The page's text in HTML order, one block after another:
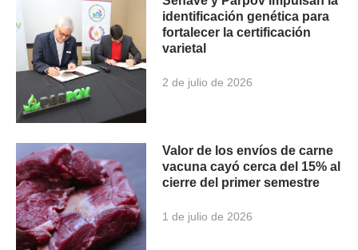
identificación genética para
fortalecer la certificación
varietal
2 de julio de 2026
Valor de los envíos de carne
vacuna cayó cerca del 15% al
cierre del primer semestre
1 de julio de 2026